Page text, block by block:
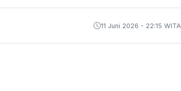
11 Juni 2026 - 22:15 WITA